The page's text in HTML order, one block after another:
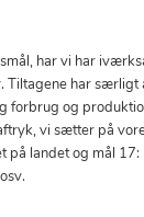
har vi har
Tiltagene har særligt
forbrug og
vi sætter på
på landet og mål 17: